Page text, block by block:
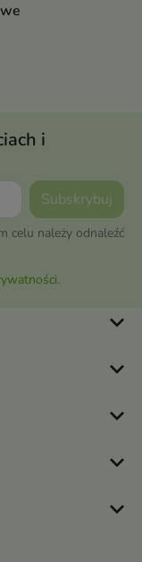
i
celu należy odnaleźć
.
keyboard_arrow_down
keyboard_arrow_down
keyboard_arrow_down
keyboard_arrow_down
keyboard_arrow_down